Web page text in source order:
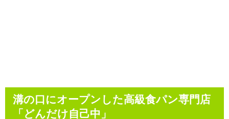
溝の口にオープンした高級食パン専門店
「どんだけ自己中」